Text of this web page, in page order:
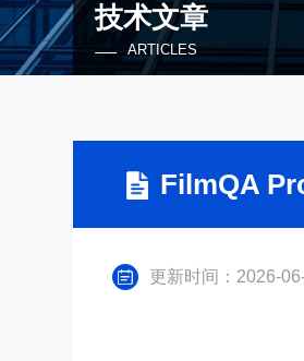
技术文章
ARTICLES
FilmQA
更新时间：2026-